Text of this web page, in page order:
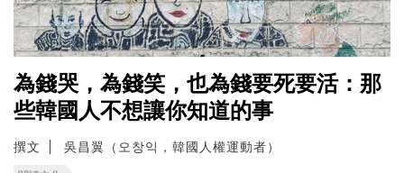
為錢哭，為錢笑，也為錢要死要活：那
些韓國人不想讓你知道的事
撰文 吳昌翼（오창익，韓國人權運動者）